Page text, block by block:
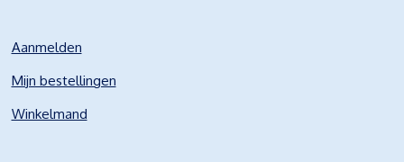
Aanmelden
Mijn bestellingen
Winkelmand